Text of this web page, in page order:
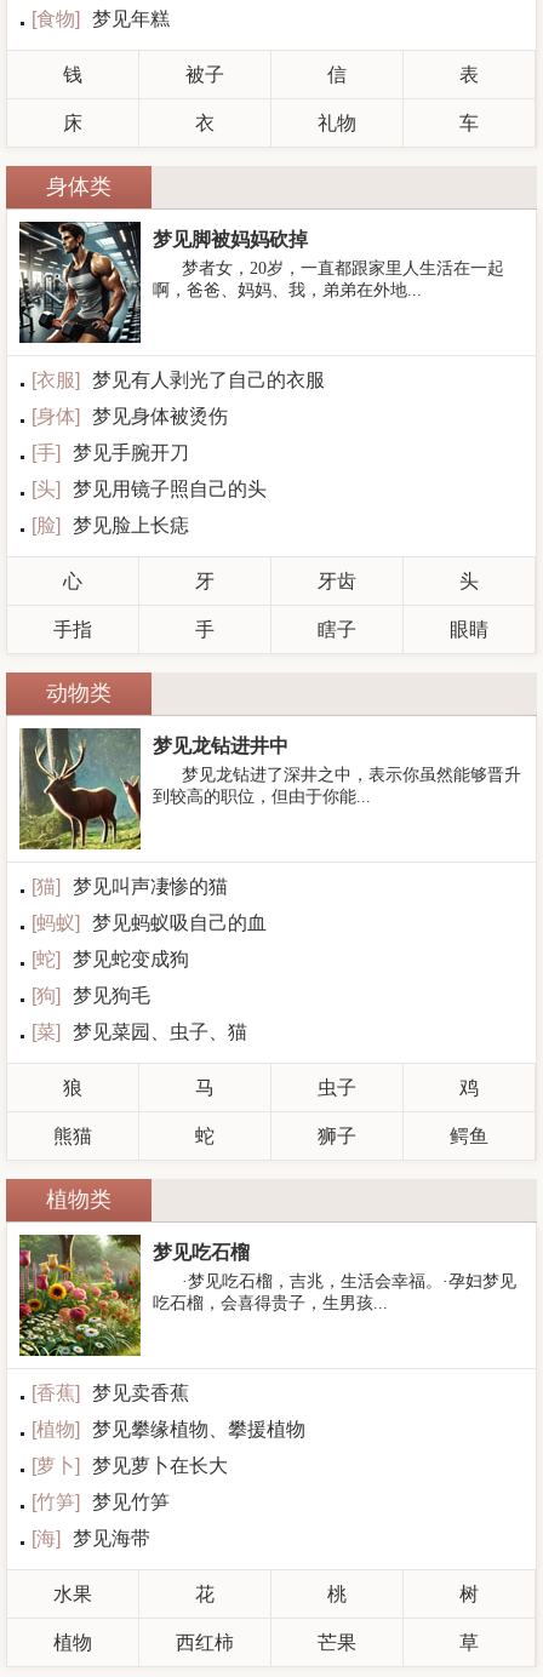
[食物] 梦见年糕
钱 被子 信 表
床 衣 礼物 车
身体类
梦见脚被妈妈砍掉
梦者女，20岁，一直都跟家里人生活在一起
啊，爸爸、妈妈、我，弟弟在外地...
[衣服]
梦见有人剥光了自己的衣服
[身体]
梦见身体被烫伤
[手]
梦见手腕开刀
[头]
梦见用镜子照自己的头
[脸] 梦见脸上长痣
心 牙 牙齿 头
手指 手 瞎子 眼睛
动物类
梦见龙钻进井中
梦见龙钻进了深井之中，表示你虽然能够晋升
到较高的职位，但由于你能...
[猫]
梦见叫声凄惨的猫
[蚂蚁]
梦见蚂蚁吸自己的血
[蛇]
梦见蛇变成狗
[狗]
梦见狗毛
[菜] 梦见菜园、虫子、猫
狼 马 虫子 鸡
熊猫 蛇 狮子 鳄鱼
植物类
梦见吃石榴
·梦见吃石榴，吉兆，生活会幸福。·孕妇梦见
吃石榴，会喜得贵子，生男孩...
[香蕉]
梦见卖香蕉
[植物]
梦见攀缘植物、攀援植物
[萝卜]
梦见萝卜在长大
[竹笋]
梦见竹笋
[海] 梦见海带
水果 花 桃 树
植物 西红柿 芒果 草